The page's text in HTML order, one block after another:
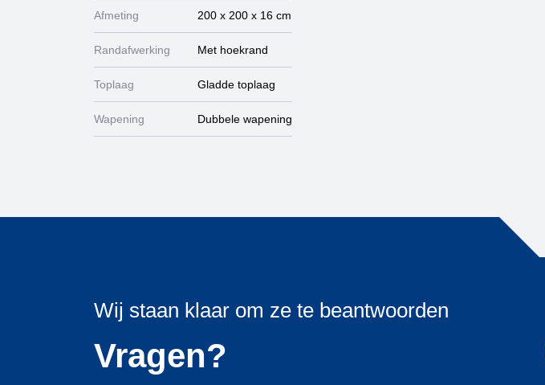
Afmeting 200 x 200 x 16 cm
Randafwerking Met hoekrand
Toplaag Gladde toplaag
Wapening Dubbele wapening
Wij staan klaar om ze te beantwoorden
Vragen?